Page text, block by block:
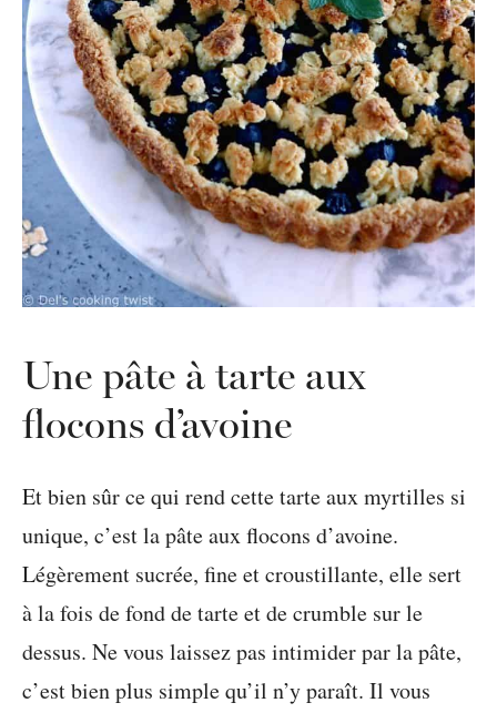
Une pâte à tarte aux
flocons d’avoine
Et bien sûr ce qui rend cette tarte aux myrtilles si
unique, c’est la pâte aux flocons d’avoine.
Légèrement sucrée, fine et croustillante, elle sert
à la fois de fond de tarte et de crumble sur le
dessus. Ne vous laissez pas intimider par la pâte,
c’est bien plus simple qu’il n’y paraît. Il vous